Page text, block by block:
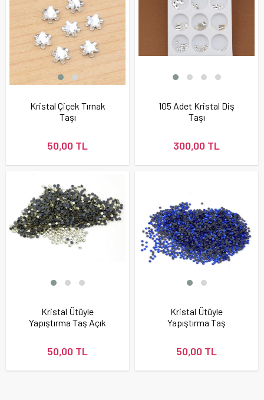
Kristal Çiçek Tırnak
Taşı
50,00 TL
105 Adet Kristal Diş
Taşı
300,00 TL
Kristal Ütüyle
Yapıştırma Taş Açık
50,00 TL
Kristal Ütüyle
Yapıştırma Taş
50,00 TL